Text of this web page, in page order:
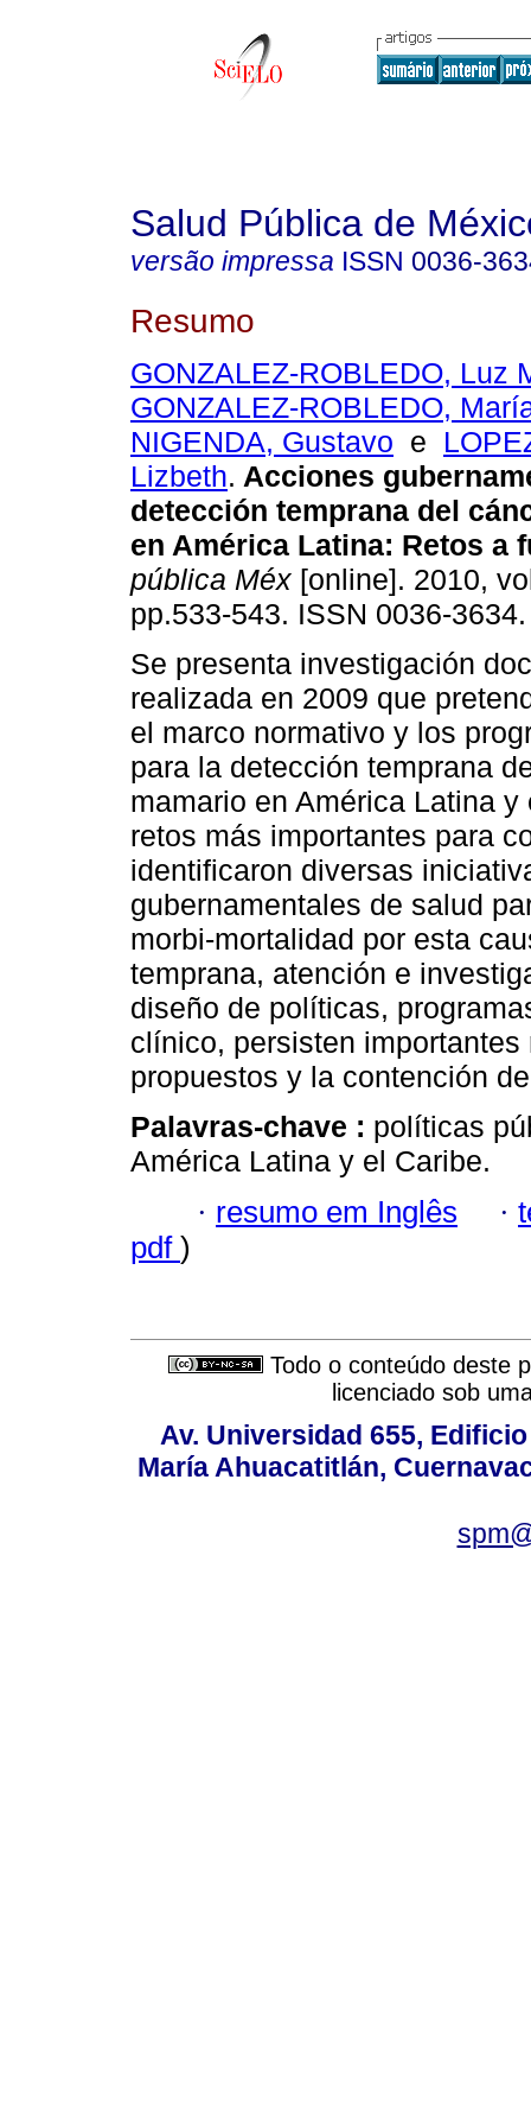
Salud Pública de
versão impressa ISSN 0036-
Resumo
GONZALEZ-ROBLEDO, Luz
GONZALEZ-ROBLEDO,
NIGENDA, Gustavo e
Lizbeth. Acciones
detección temprana del
en América Latina: Retos a
pública Méx [online]. 2010,
pp.533-543. ISSN 0036-3634.
Se presenta investigación
realizada en 2009 que
el marco normativo y los
para la detección temprana
mamario en América Latina y
retos más importantes para
identificaron diversas
gubernamentales de salud
morbi-mortalidad por esta
temprana, atención e
diseño de políticas,
clínico, persisten
propuestos y la contención
Palavras-chave : políticas
América Latina y el Caribe.
· resumo em Inglês ·
pdf )
Todo o conteúdo deste
licenciado sob
Av. Universidad 655,
María Ahuacatitlán,